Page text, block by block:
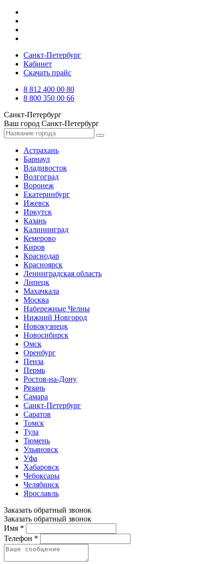
Санкт-Петербург
Кабинет
Скачать прайс
8 812 400 00 80
8 800 350 00 66
Санкт-Петербург
Ваш город Санкт-Петербург
Астрахань
Барнаул
Владивосток
Волгоград
Воронеж
Екатеринбург
Ижевск
Иркутск
Казань
Калининград
Кемерово
Киров
Краснодар
Красноярск
Ленинградская область
Липецк
Махачкала
Москва
Набережные Челны
Нижний Новгород
Новокузнецк
Новосибирск
Омск
Оренбург
Пенза
Пермь
Ростов-на-Дону
Рязань
Самара
Санкт-Петербург
Саратов
Томск
Тула
Тюмень
Ульяновск
Уфа
Хабаровск
Чебоксары
Челябинск
Ярославль
Заказать обратный звонок
Заказать обратный звонок
Имя *
Телефон *